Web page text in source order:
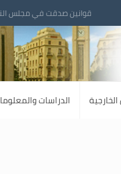
قوانين صدقت في مجلس
الدراسات